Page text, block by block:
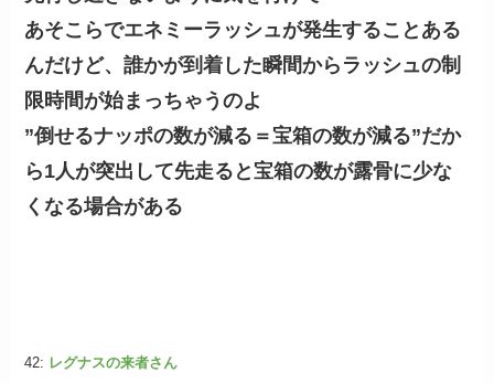
あそこらでエネミーラッシュが発生することある
んだけど、誰かが到着した瞬間からラッシュの制
限時間が始まっちゃうのよ
”倒せるナッポの数が減る＝宝箱の数が減る”だか
ら1人が突出して先走ると宝箱の数が露骨に少な
くなる場合がある
42: レグナスの来者さん